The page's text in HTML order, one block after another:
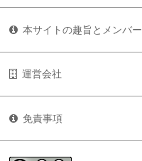
本サイトの趣旨とメンバー
運営会社
免責事項